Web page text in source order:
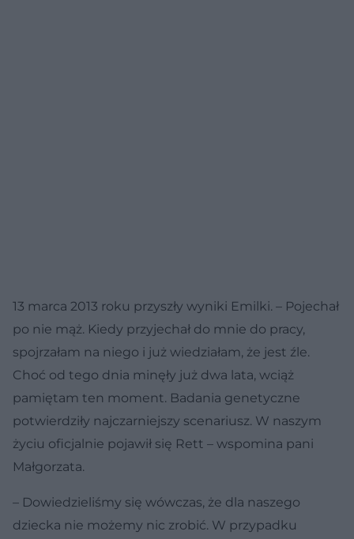
13 marca 2013 roku przyszły wyniki Emilki. – Pojechał
po nie mąż. Kiedy przyjechał do mnie do pracy,
spojrzałam na niego i już wiedziałam, że jest źle.
Choć od tego dnia minęły już dwa lata, wciąż
pamiętam ten moment. Badania genetyczne
potwierdziły najczarniejszy scenariusz. W naszym
życiu oficjalnie pojawił się Rett – wspomina pani
Małgorzata.
– Dowiedzieliśmy się wówczas, że dla naszego
dziecka nie możemy nic zrobić. W przypadku